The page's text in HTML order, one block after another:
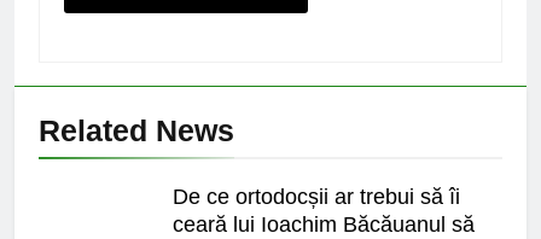
Related News
De ce ortodocșii ar trebui să îi
ceară lui Ioachim Băcăuanul să